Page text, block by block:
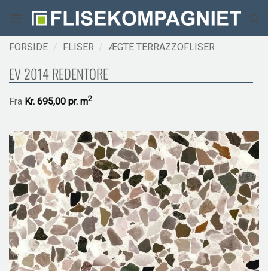
indhold
FORSIDE / FLISER / ÆGTE TERRAZZOFLISER
EV 2014 REDENTORE
Fra Kr. 695,00 pr. m2